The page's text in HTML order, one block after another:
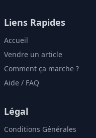
Liens Rapides
Accueil
Vendre un article
Comment ça marche ?
Aide / FAQ
Légal
Conditions Générales